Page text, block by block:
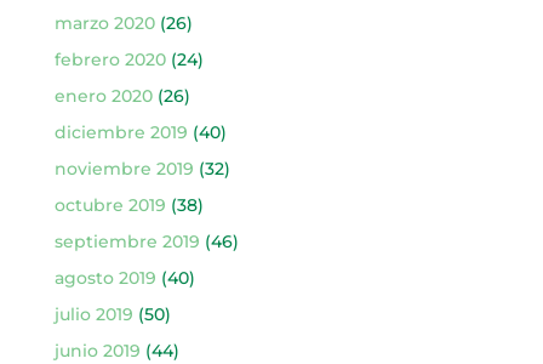
marzo 2020(26)
febrero 2020(24)
enero 2020(26)
diciembre 2019 (40)
noviembre 2019 (32)
octubre 2019 (38)
septiembre 2019 (46)
agosto 2019 (40)
julio 2019 (50)
junio 2019 (44)